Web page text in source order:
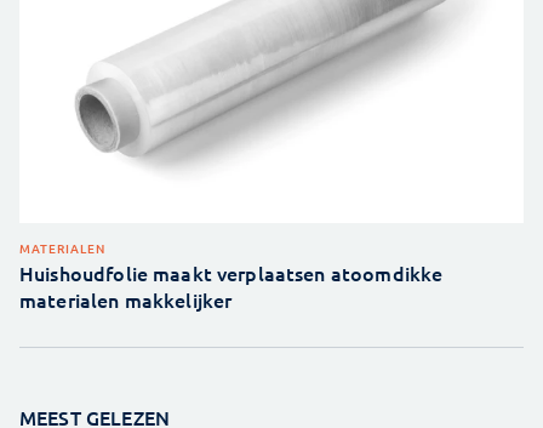
MATERIALEN
Huishoudfolie maakt verplaatsen atoomdikke
materialen makkelijker
MEEST GELEZEN